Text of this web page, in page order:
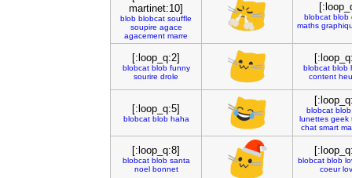
martinet:10]
blob blobcat souffle
soupire agace
agacement marre
blobcat blob
maths
[:loop_q:2]
blobcat blob funny
sourire drole
blobcat blob
content
[:loop_q:5]
blobcat blob haha
blobcat blob
lunettes geek
chat smart
[:loop_q:8]
blobcat blob santa
noel bonnet
blobcat blob
coeur